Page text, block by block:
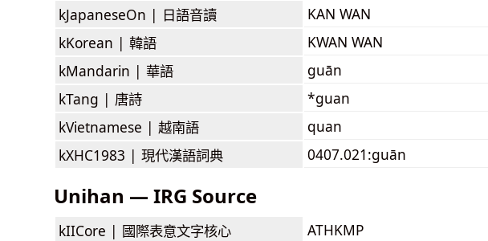
kJapaneseOn | 日語音讀
KAN WAN
kKorean | 韓語
KWAN WAN
kMandarin | 華語
guān
kTang | 唐詩
*guan
kVietnamese | 越南語
quan
kXHC1983 | 現代漢語詞典 0407.021:guān
Unihan — IRG Source
kIICore | 國際表意文字核心
ATHKMP